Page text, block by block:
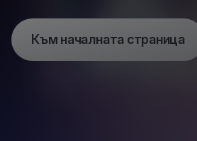
Към началната страница